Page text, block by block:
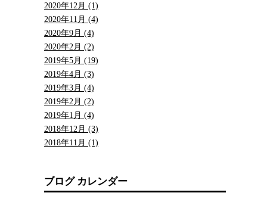
2020年12月 (1)
2020年11月 (4)
2020年9月 (4)
2020年2月 (2)
2019年5月 (19)
2019年4月 (3)
2019年3月 (4)
2019年2月 (2)
2019年1月 (4)
2018年12月 (3)
2018年11月 (1)
ブログ カレンダー